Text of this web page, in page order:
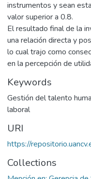
instrumentos y sean
valor superior a 0.8.
El resultado final de la
una relación directa y
lo cual trajo como
en la percepción de
Keywords
Gestión del talento
laboral
URI
https://
Collections